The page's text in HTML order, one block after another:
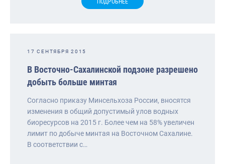
17 СЕНТЯБРЯ 2015
В Восточно-Сахалинской подзоне разрешено
добыть больше минтая
Согласно приказу Минсельхоза России, вносятся
изменения в общий допустимый улов водных
биоресурсов на 2015 г. Более чем на 58% увеличен
лимит по добыче минтая на Восточном Сахалине.
В соответствии с…